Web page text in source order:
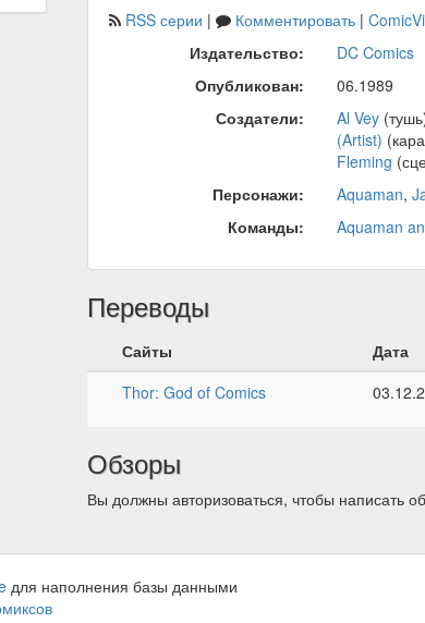
RSS серии | Комментировать|
Издательство:
DC Comics
Опубликован:
06.1989
Создатели:
Al Vey
(Artist)
Fleming
Персонажи:
Aquaman,
Команды:
Aquaman
Переводы
Сайты Дата
Thor: God of Comics
Обзоры
Вы должны авторизоваться, чтобы написать
для наполнения базы данными